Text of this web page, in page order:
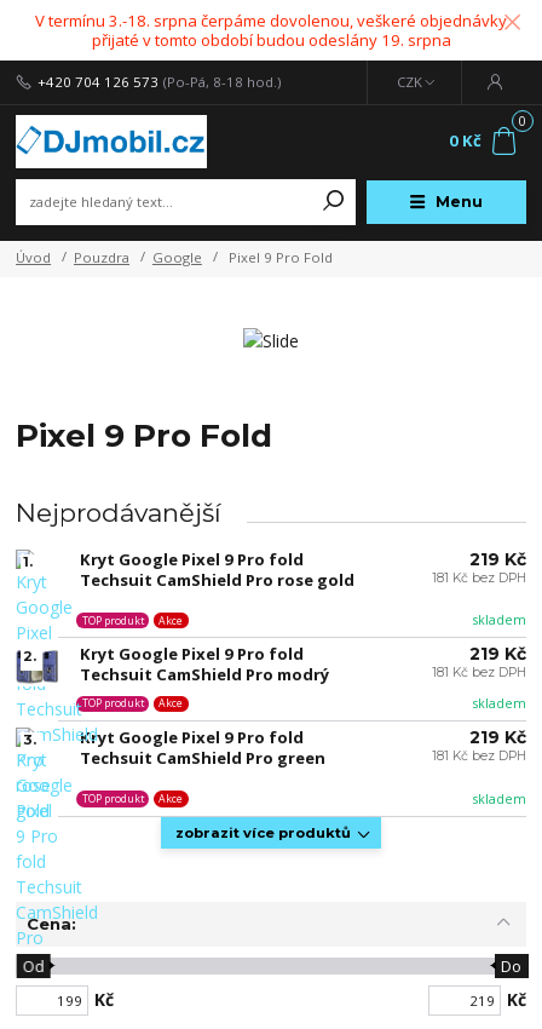
V termínu 3.-18. srpna čerpáme dovolenou, veškeré objednávky
přijaté v tomto období budou odeslány 19. srpna
Menu
CZK
+420 704 126 573 (Po-Pá, 8-18 hod.)
0
0 Kč
Úvod Pouzdra Google Pixel 9 Pro Fold
Pixel 9 Pro Fold
Nejprodávanější
1.
Kryt Google Pixel 9 Pro fold
Techsuit CamShield Pro rose gold
skladem
TOP produkt Akce
219 Kč
181 Kč bez DPH
2.
Kryt Google Pixel 9 Pro fold
Techsuit CamShield Pro modrý
skladem
TOP produkt Akce
219 Kč
181 Kč bez DPH
3.
Kryt Google Pixel 9 Pro fold
Techsuit CamShield Pro green
skladem
TOP produkt Akce
219 Kč
181 Kč bez DPH
zobrazit více produktů
Cena:
Kč
Od Do
Kč